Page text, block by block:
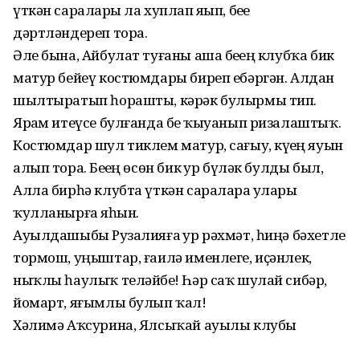
үткән сараларҙы ла хуплап яҙып, беҙҙе
дәртләндереп тора.
Әле бына, Айбулат туғаны аша беҙҙең клубҡа бик
матур бейеү костюмдары биреп ебәргән. Алдан
шылтыратып һорашты, кәрәк булырмы тип.
Ярҙам итеүсе булғанда беҙ ҡыуанып ризалаштыҡ.
Костюмдар шул тиклем матур, сағыу, күҙҙең яуын
алып тора. Беҙҙең өсөн бик ҙур бүләк булды был,
Алла бирһә клубта үткән сараларҙа уларҙы
ҡулланырға яҙһын.
Ауылдашыбыҙ Рузалияға ҙур рәхмәт, һиңә бәхетле
тормош, уңыштар, ғаилә именлеге, иҫәнлек,
ныҡлы һаулыҡ теләйбеҙ! Һәр саҡ шулай сибәр,
йомарт, яғымлы булып ҡал!
Хәлимә Аҡсурина, Ялсыҡай ауылы клубы